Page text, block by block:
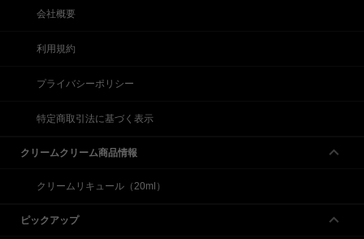
会社概要
利用規約
プライバシーポリシー
特定商取引法に基づく表示
クリームクリーム商品情報
クリームリキュール（20ml）
ピックアップ